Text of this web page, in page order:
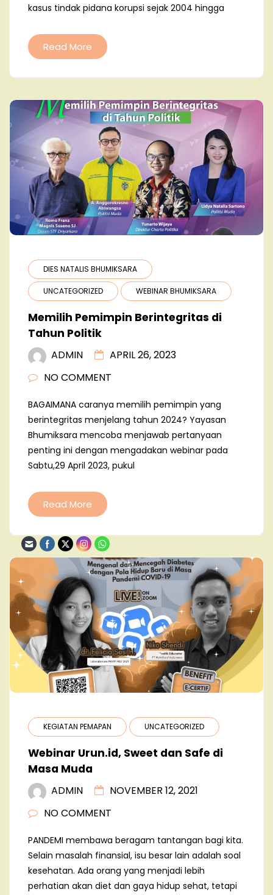
kasus tindak pidana korupsi sejak 2004 hingga
Read More
DIES NATALIS BHUMIKSARA
UNCATEGORIZED WEBINAR BHUMIKSARA
Memilih Pemimpin Berintegritas di
Tahun Politik
ADMIN
APRIL 26, 2023
NO COMMENT
BAGAIMANA caranya memilih pemimpin yang
berintegritas menjelang tahun 2024? Yayasan
Bhumiksara mencoba menjawab pertanyaan
penting ini dengan mengadakan webinar pada
Sabtu,29 April 2023, pukul
Read More
KEGIATAN PEMAPAN UNCATEGORIZED
Webinar Urun.id, Sweet dan Safe di
Masa Muda
ADMIN
NOVEMBER 12, 2021
NO COMMENT
PANDEMI membawa beragam tantangan bagi kita.
Selain masalah finansial, isu besar lain adalah soal
kesehatan. Ada orang yang menjadi lebih
perhatian akan diet dan gaya hidup sehat, tetapi